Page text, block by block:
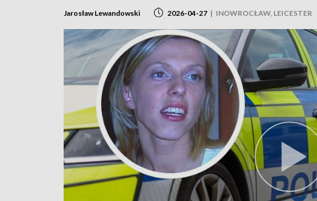
Jarosław Lewandowski 2026-04-27 | INOWROCŁAW, LEICESTER